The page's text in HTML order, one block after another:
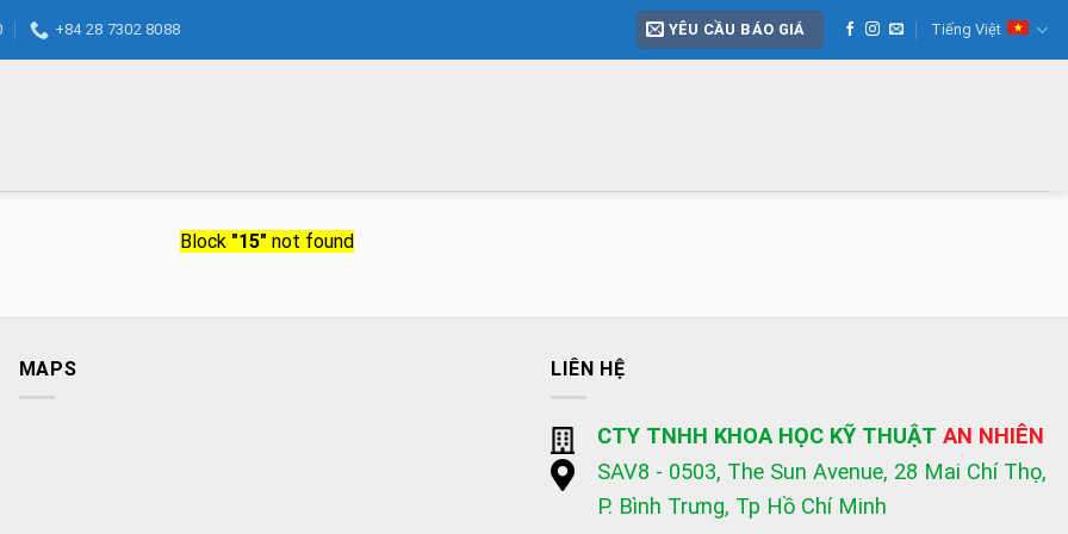
+84 28 7302 8088 YÊU CẦU BÁO GIÁ Tiếng Việt
Block "15" not found
MAPS LIÊN HỆ
CTY TNHH KHOA HỌC KỸ THUẬT AN NHIÊN
SAV8 - 0503, The Sun Avenue, 28 Mai Chí Thọ,
P. Bình Trưng, Tp Hồ Chí Minh